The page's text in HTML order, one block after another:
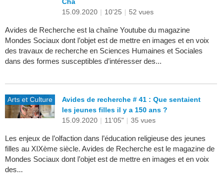
15.09.2020 | 10'25 | 52 vues
Avides de Recherche est la chaîne Youtube du magazine
Mondes Sociaux dont l’objet est de mettre en images et en voix
des travaux de recherche en Sciences Humaines et Sociales
dans des formes susceptibles d’intéresser des...
Arts et Culture
Avides de recherche # 41 : Que sentaient
les jeunes filles il y a 150 ans ?
15.09.2020 | 11'05" | 35 vues
Les enjeux de l’olfaction dans l’éducation religieuse des jeunes
filles au XIXème siècle. Avides de Recherche est le magazine de
Mondes Sociaux dont l’objet est de mettre en images et en voix
des...